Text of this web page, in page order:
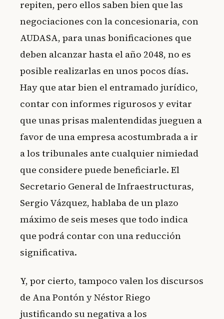
repiten, pero ellos saben bien que las
negociaciones con la concesionaria, con
AUDASA, para unas bonificaciones que
deben alcanzar hasta el año 2048, no es
posible realizarlas en unos pocos días.
Hay que atar bien el entramado jurídico,
contar con informes rigurosos y evitar
que unas prisas malentendidas jueguen a
favor de una empresa acostumbrada a ir
a los tribunales ante cualquier nimiedad
que considere puede beneficiarle. El
Secretario General de Infraestructuras,
Sergio Vázquez, hablaba de un plazo
máximo de seis meses que todo indica
que podrá contar con una reducción
significativa.
Y, por cierto, tampoco valen los discursos
de Ana Pontón y Néstor Riego
justificando su negativa a los